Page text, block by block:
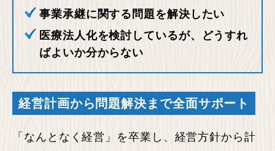
事業承継に関する問題を解決したい
医療法人化を検討しているが、どうすれ
ばよいか分からない
経営計画から問題解決まで全面サポート
「なんとなく経営」を卒業し、経営方針から計